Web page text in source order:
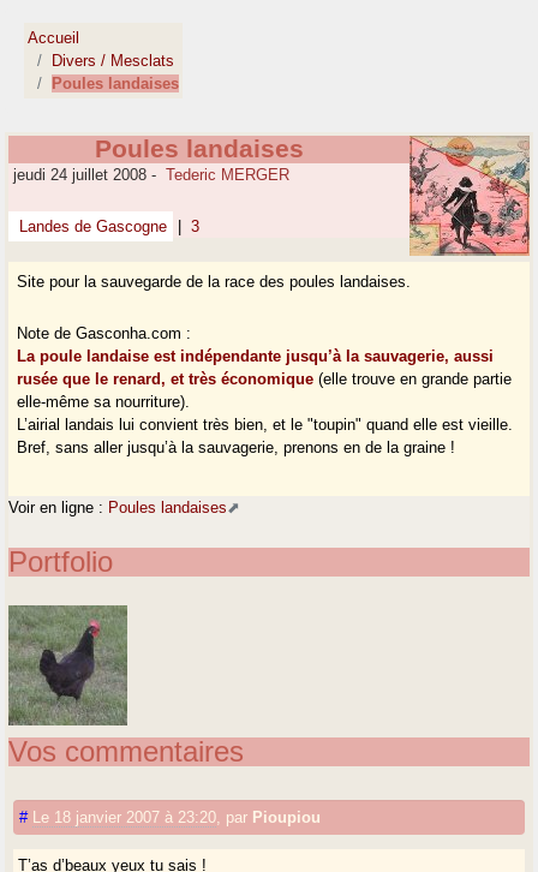
Accueil
Divers / Mesclats
Poules landaises
Poules landaises
jeudi 24 juillet 2008 - Tederic MERGER
Landes de Gascogne 3
Site pour la sauvegarde de la race des poules landaises.
Note de Gasconha.com :
La poule landaise est indépendante jusqu’à la sauvagerie, aussi
rusée que le renard, et très économique (elle trouve en grande partie
elle-même sa nourriture).
L’airial landais lui convient très bien, et le "toupin" quand elle est vieille.
Bref, sans aller jusqu’à la sauvagerie, prenons en de la graine !
Voir en ligne : Poules landaises
Portfolio
Vos commentaires
# Le 18 janvier 2007 à 23:20 par Pioupiou
T’as d’beaux yeux tu sais !